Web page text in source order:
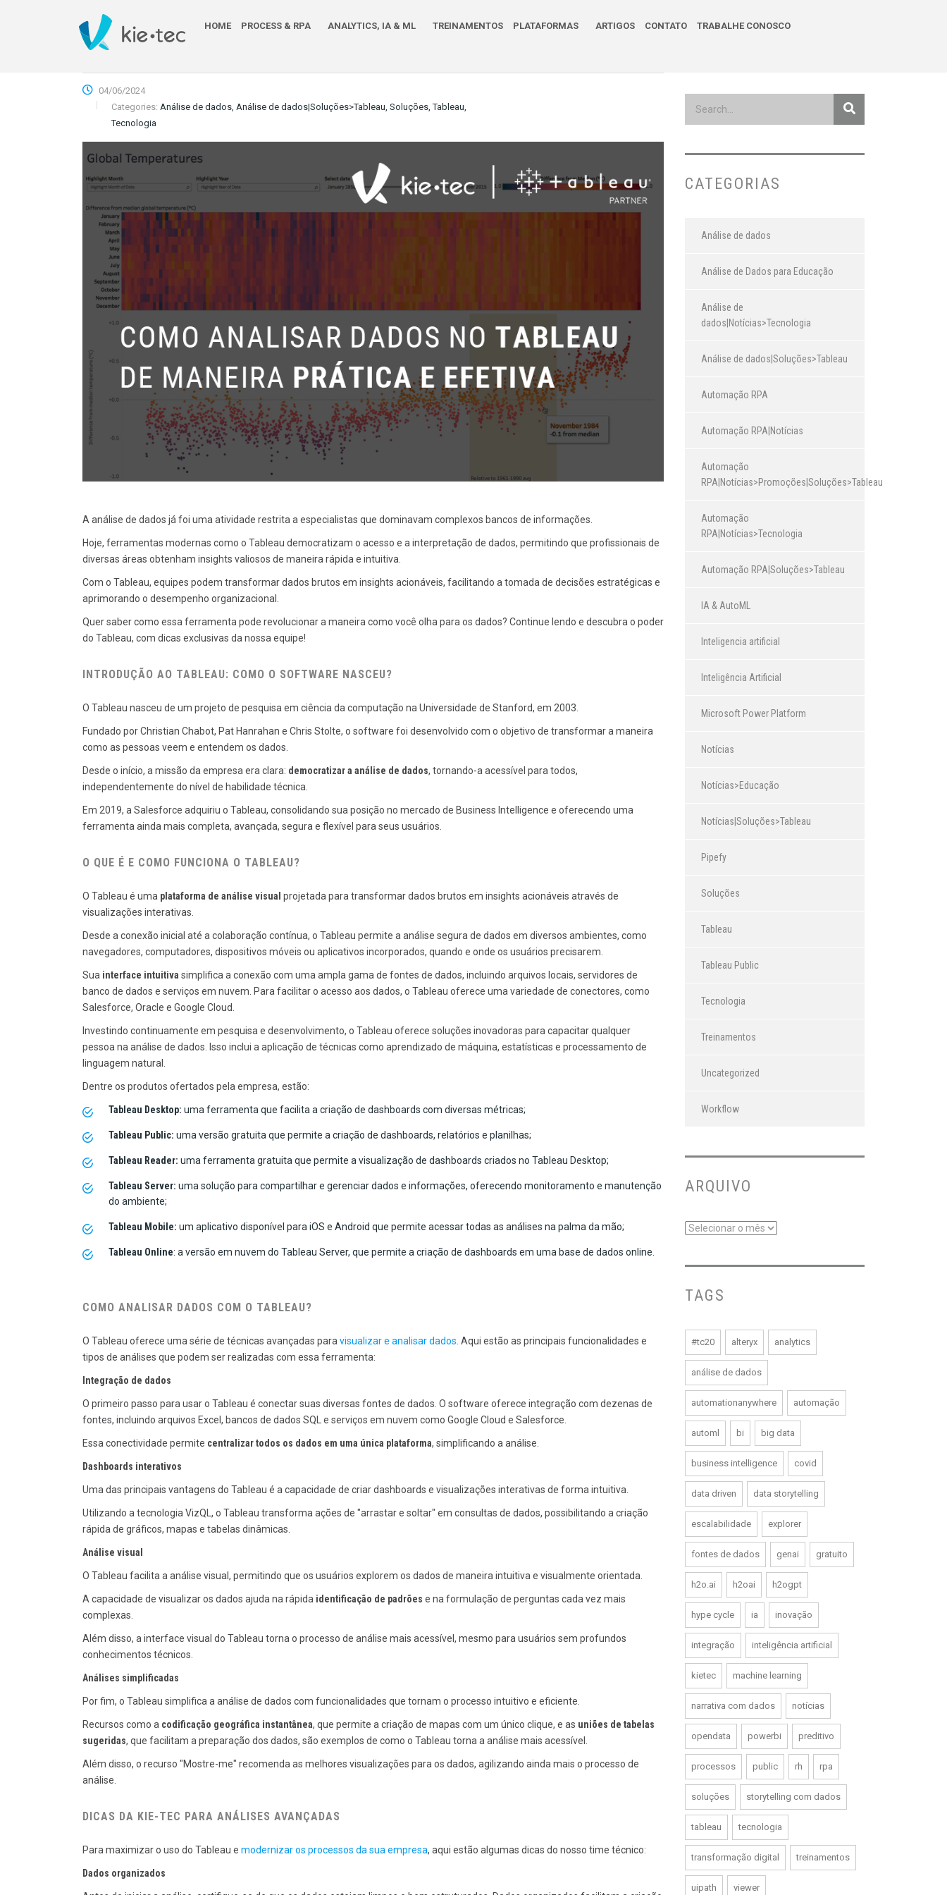
HOME PROCESS & RPA ANALYTICS, IA & ML TREINAMENTOS PLATAFORMAS ARTIGOS CONTATO TRABALHE CONOSCO
04/06/2024
Categories: Análise de dados, Análise de dados|Soluções>Tableau, Soluções, Tableau,
Tecnologia
A análise de dados já foi uma atividade restrita a especialistas que dominavam complexos bancos de informações.
Hoje, ferramentas modernas como o Tableau democratizam o acesso e a interpretação de dados, permitindo que profissionais de
diversas áreas obtenham insights valiosos de maneira rápida e intuitiva.
Com o Tableau, equipes podem transformar dados brutos em insights acionáveis, facilitando a tomada de decisões estratégicas e
aprimorando o desempenho organizacional.
Quer saber como essa ferramenta pode revolucionar a maneira como você olha para os dados? Continue lendo e descubra o poder
do Tableau, com dicas exclusivas da nossa equipe!
INTRODUÇÃO AO TABLEAU: COMO O SOFTWARE NASCEU?
O Tableau nasceu de um projeto de pesquisa em ciência da computação na Universidade de Stanford, em 2003.
Fundado por Christian Chabot, Pat Hanrahan e Chris Stolte, o software foi desenvolvido com o objetivo de transformar a maneira
como as pessoas veem e entendem os dados.
Desde o início, a missão da empresa era clara: democratizar a análise de dados, tornando-a acessível para todos,
independentemente do nível de habilidade técnica.
Em 2019, a Salesforce adquiriu o Tableau, consolidando sua posição no mercado de Business Intelligence e oferecendo uma
ferramenta ainda mais completa, avançada, segura e flexível para seus usuários.
O QUE É E COMO FUNCIONA O TABLEAU?
O Tableau é uma plataforma de análise visual projetada para transformar dados brutos em insights acionáveis através de
visualizações interativas.
Desde a conexão inicial até a colaboração contínua, o Tableau permite a análise segura de dados em diversos ambientes, como
navegadores, computadores, dispositivos móveis ou aplicativos incorporados, quando e onde os usuários precisarem.
Sua interface intuitiva simplifica a conexão com uma ampla gama de fontes de dados, incluindo arquivos locais, servidores de
banco de dados e serviços em nuvem. Para facilitar o acesso aos dados, o Tableau oferece uma variedade de conectores, como
Salesforce, Oracle e Google Cloud.
Investindo continuamente em pesquisa e desenvolvimento, o Tableau oferece soluções inovadoras para capacitar qualquer
pessoa na análise de dados. Isso inclui a aplicação de técnicas como aprendizado de máquina, estatísticas e processamento de
linguagem natural.
Dentre os produtos ofertados pela empresa, estão:
Tableau Desktop: uma ferramenta que facilita a criação de dashboards com diversas métricas;
Tableau Public: uma versão gratuita que permite a criação de dashboards, relatórios e planilhas;
Tableau Reader: uma ferramenta gratuita que permite a visualização de dashboards criados no Tableau Desktop;
Tableau Server: uma solução para compartilhar e gerenciar dados e informações, oferecendo monitoramento e manutenção
do ambiente;
Tableau Mobile: um aplicativo disponível para iOS e Android que permite acessar todas as análises na palma da mão;
Tableau Online: a versão em nuvem do Tableau Server, que permite a criação de dashboards em uma base de dados online.
COMO ANALISAR DADOS COM O TABLEAU?
O Tableau oferece uma série de técnicas avançadas paravisualizar e analisar dados. Aqui estão as principais funcionalidades e
tipos de análises que podem ser realizadas com essa ferramenta:
Integração de dados
O primeiro passo para usar o Tableau é conectar suas diversas fontes de dados. O software oferece integração com dezenas de
fontes, incluindo arquivos Excel, bancos de dados SQL e serviços em nuvem como Google Cloud e Salesforce.
Essa conectividade permite centralizar todos os dados em uma única plataforma, simplificando a análise.
Dashboards interativos
Uma das principais vantagens do Tableau é a capacidade de criar dashboards e visualizações interativas de forma intuitiva.
Utilizando a tecnologia VizQL, o Tableau transforma ações de "arrastar e soltar" em consultas de dados, possibilitando a criação
rápida de gráficos, mapas e tabelas dinâmicas.
Análise visual
O Tableau facilita a análise visual, permitindo que os usuários explorem os dados de maneira intuitiva e visualmente orientada.
A capacidade de visualizar os dados ajuda na rápida identificação de padrões e na formulação de perguntas cada vez mais
complexas.
Além disso, a interface visual do Tableau torna o processo de análise mais acessível, mesmo para usuários sem profundos
conhecimentos técnicos.
Análises simplificadas
Por fim, o Tableau simplifica a análise de dados com funcionalidades que tornam o processo intuitivo e eficiente.
Recursos como a codificação geográfica instantânea, que permite a criação de mapas com um único clique, e as uniões de tabelas
sugeridas, que facilitam a preparação dos dados, são exemplos de como o Tableau torna a análise mais acessível.
Além disso, o recurso "Mostre-me" recomenda as melhores visualizações para os dados, agilizando ainda mais o processo de
análise.
DICAS DA KIE-TEC PARA ANÁLISES AVANÇADAS
Para maximizar o uso do Tableau e modernizar os processos da sua empresa, aqui estão algumas dicas do nosso time técnico:
Dados organizados
CATEGORIAS
Análise de dados
Análise de Dados para Educação
Análise de
dados|Notícias>Tecnologia
Análise de dados|Soluções>Tableau
Automação RPA
Automação RPA|Notícias
Automação
RPA|Notícias>Promoções|Soluções>Tableau
Automação
RPA|Notícias>Tecnologia
Automação RPA|Soluções>Tableau
IA & AutoML
Inteligencia artificial
Inteligência Artificial
Microsoft Power Platform
Notícias
Notícias>Educação
Notícias|Soluções>Tableau
Pipefy
Soluções
Tableau
Tableau Public
Tecnologia
Treinamentos
Uncategorized
Workflow
ARQUIVO
TAGS
#tc20 alteryx analytics
análise de dados
automationanywhere automação
automl bi big data
business intelligence covid
data driven data storytelling
escalabilidade explorer
fontes de dados genai gratuito
h2o.ai h2oai h2ogpt
hype cycle ia inovação
integração inteligência artificial
kietec machine learning
narrativa com dados notícias
opendata powerbi preditivo
processos public rh rpa
soluções storytelling com dados
tableau tecnologia
transformação digital treinamentos
uipath viewer